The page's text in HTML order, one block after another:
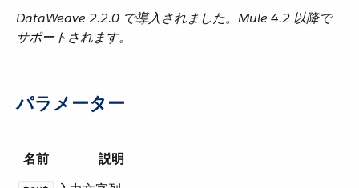
DataWeave 2.2.0 で導入されました。Mule 4.2 以降で
サポートされます。
パラメーター
名前 説明